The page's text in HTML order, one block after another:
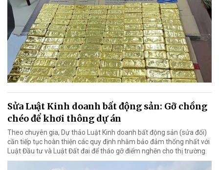
Sửa Luật Kinh doanh bất động sản: Gỡ chồng
chéo để khơi thông dự án
Theo chuyên gia, Dự thảo Luật Kinh doanh bất động sản (sửa đổi)
cần tiếp tục hoàn thiện các quy định nhằm bảo đảm thống nhất với
Luật Đầu tư và Luật Đất đai để tháo gỡ điểm nghẽn cho thị trường.